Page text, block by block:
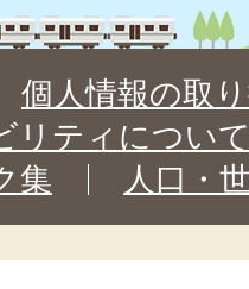
個人情報の取
リティについ
集 人口・